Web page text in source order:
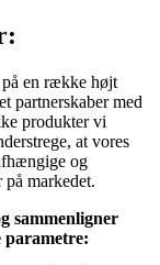
en række højt
partnerskaber med
produkter vi
at vores
og
markedet.
sammenligner